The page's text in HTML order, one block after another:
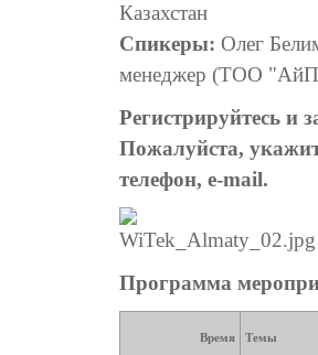
Казахстан
Спикеры: Олег
менеджер (ТОО
Регистрируйтесь и
Пожалуйста,
телефон, e-mail.
Программа
Время Темы